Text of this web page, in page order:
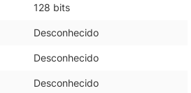
128 bits
Desconhecido
Desconhecido
Desconhecido